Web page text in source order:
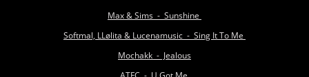
Max & Sims - Sunshine
Softmal, LLølita & Lucenamusic - Sing It To Me
Mochakk - Jealous